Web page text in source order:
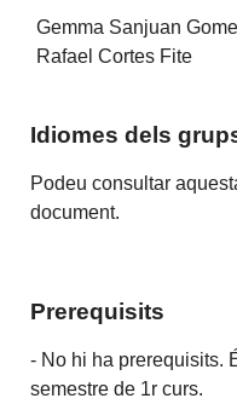
Gemma Sanjuan
Rafael Cortes Fite
Idiomes dels
Podeu consultar
document.
Prerequisits
- No hi ha prerequisits.
semestre de 1r curs.